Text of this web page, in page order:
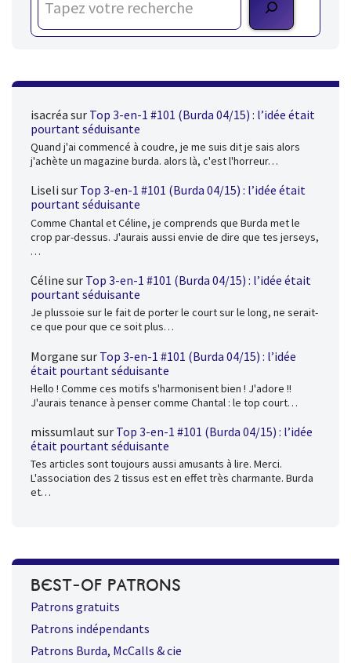
isacréa sur Top 3-en-1 #101 (Burda 04/15) : l’idée était
pourtant séduisante
Quand j'ai commencé à coudre, je me suis dit je sais alors
j'achète un magazine burda. alors là, c'est l'horreur…
Liseli sur Top 3-en-1 #101 (Burda 04/15) : l’idée était
pourtant séduisante
Comme Chantal et Céline, je comprends que Burda met le
crop par-dessus. J'aurais aussi envie de dire que tes jerseys,
…
Céline sur Top 3-en-1 #101 (Burda 04/15) : l’idée était
pourtant séduisante
Je plussoie sur le fait de porter le court sur le long, ne serait-
ce que pour que ce soit plus…
Morgane sur Top 3-en-1 #101 (Burda 04/15) : l’idée
était pourtant séduisante
Hello ! Comme ces motifs s'harmonisent bien ! J'adore !!
J'aurais tenance à penser comme Chantal : le top court…
missumlautsur Top 3-en-1 #101 (Burda 04/15) : l’idée
était pourtant séduisante
Tes articles sont toujours aussi amusants à lire. Merci.
L'association des 2 tissus est en effet très charmante. Burda
et…
BEST-OF PATRONS
Patrons gratuits
Patrons indépendants
Patrons Burda, McCalls & cie